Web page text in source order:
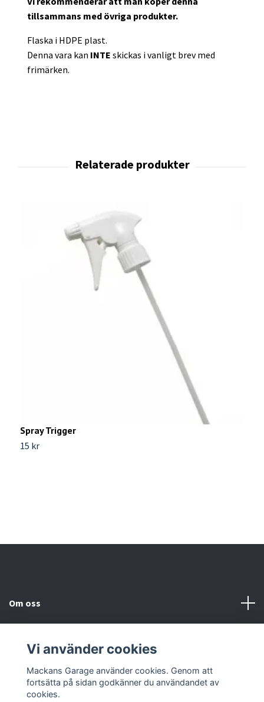
tillsammans med övriga produkter.
Flaska i HDPE plast.
Denna vara kan INTE skickas i vanligt brev med
frimärken.
Spray Trigger
15 kr
Om oss
Sociala medier
Vi använder cookies
Mackans Garage använder cookies. Genom att
fortsätta på sidan godkänner du användandet av
cookies.